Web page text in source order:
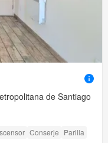
de Santiago
Conserje Parilla